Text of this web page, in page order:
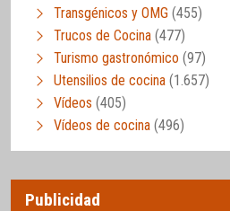
Transgénicos y OMG (455)
Trucos de Cocina (477)
Turismo gastronómico (97)
Utensilios de cocina (1.657)
Vídeos (405)
Vídeos de cocina (496)
Publicidad